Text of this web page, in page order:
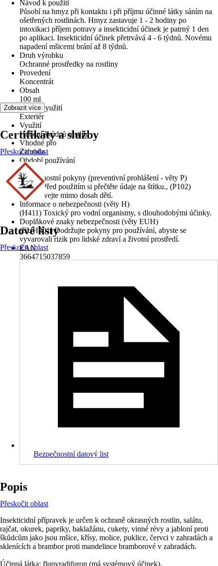
Návod k použití
Působí na hmyz při kontaktu i při příjmu účinné látky sáním na
ošetřených rostlinách. Hmyz zastavuje 1 - 2 hodiny po
intoxikaci příjem potravy a insekticidní účinek je patrný 1 den
po aplikaci. Insekticidní účinek přetrvává 4 - 6 týdnů. Novému
napadení mšicemi brání až 8 týdnů.
Druh výrobku
Ochranné prostředky na rostliny
Provedení
Koncentrát
Obsah
100 ml
Oblast využití
Exteriér
Využití
Hubení škůdců rostlin
Vhodné pro
Zahrada
Období používání
-
Bezpečnostní pokyny (preventivní prohlášení - věty P)
(P103) Před použitím si přečtěte údaje na štítku., (P102)
Uchovávejte mimo dosah dětí.
Informace o nebezpečnosti (věty H)
(H411) Toxický pro vodní organismy, s dlouhodobými účinky.
Doplňkové znaky nebezpečnosti (věty EUH)
(EUH401) Dodržujte pokyny pro používání, abyste se
vyvarovali rizik pro lidské zdraví a životní prostředí.
EAN
3664715037859
Zobrazit více
Certifikáty a služby
Přeskočit oblast
Datové listy
Přeskočit oblast
Bezpečnostní datový list
Popis
Přeskočit oblast
Insekticidní přípravek je určen k ochraně okrasných rostlin, salátu,
rajčat, okurek, papriky, baklažánu, cukety, vinné révy a jabloní proti
škůdcům jako jsou mšice, křísy, molice, puklice, červci v zahradách a
sklenících a brambor proti mandelince bramborové v zahradách.
Účinná látka: flupyradifuron (má systémový účinek).